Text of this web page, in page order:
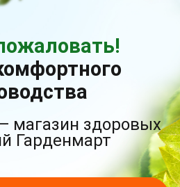
магазин здоровых
Гарденмарт